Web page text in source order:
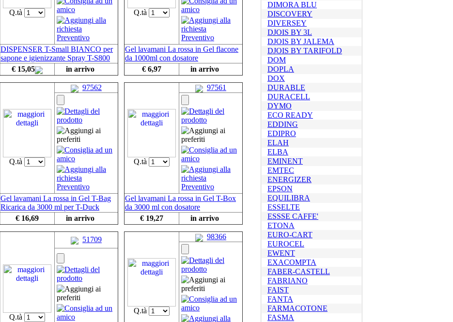
Q.tà
DISPENSER T-Small BIANCO per
sapone e igienizzante Spray T-S800
€ 15,05
in arrivo
Q.tà
Gel lavamani La rossa in Gel flacone
da 1000ml con dosatore
€ 6,97
in arrivo
Q.tà
97562
Gel lavamani La rossa in Gel T-Bag
Ricarica da 3000 ml per T-Duck
€ 16,69
in arrivo
Q.tà
97561
Gel lavamani La rossa in Gel T-Box
da 3000 ml con dosatore
€ 19,27
in arrivo
Q.tà
51709
Q.tà
98366
DIMORA BLU
DISCOVERY
DIVERSEY
DJOIS BY 3L
DJOIS BY JALEMA
DJOIS BY TARIFOLD
DOM
DOPLA
DOX
DURABLE
DURACELL
DYMO
ECO READY
EDDING
EDIPRO
ELAH
ELBA
EMINENT
EMTEC
ENERGIZER
EPSON
EQUILIBRA
ESSELTE
ESSSE CAFFE'
ETONA
EURO-CART
EUROCEL
EWENT
EXACOMPTA
FABER-CASTELL
FABRIANO
FAIST
FANTA
FARMACOTONE
FASMA